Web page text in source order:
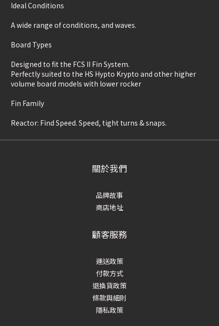
Ideal Conditions
A wide range of conditions, and waves.
Board Types
Designed to fit the FCS II Fin System.
Perfectly suited to the HS Hypto Krypto and other higher
volume board models with lower rocker
Fin Family
Reactor: Find Speed. Speed, tight turns & snaps.
關於我們
品牌故事
商店地址
顧客服務
運送政策
付款方式
退換貨政策
條款與細則
隱私政策